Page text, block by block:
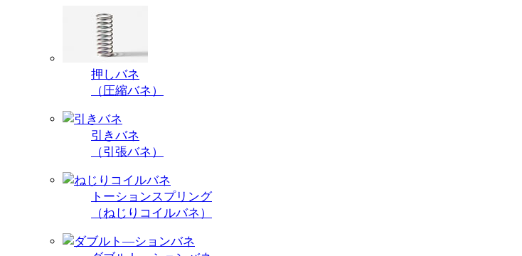
押しバネ
（圧縮バネ）
引きバネ
（引張バネ）
トーションスプリング
（ねじりコイルバネ）